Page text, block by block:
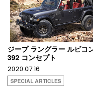
ジープ ラングラー ルビコ
392 コンセプト
2020.07.16
SPECIAL ARTICLES